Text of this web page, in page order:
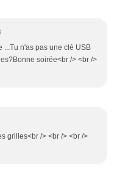
...Tu n'as pas une clé USB
soirée<br /> <br />
grilles<br /> <br /> <br />